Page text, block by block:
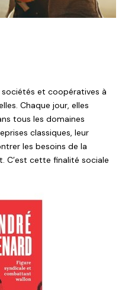
sociétés et coopératives à
Chaque jour, elles
tous les domaines
classiques, leur
les besoins de la
C’est cette finalité sociale